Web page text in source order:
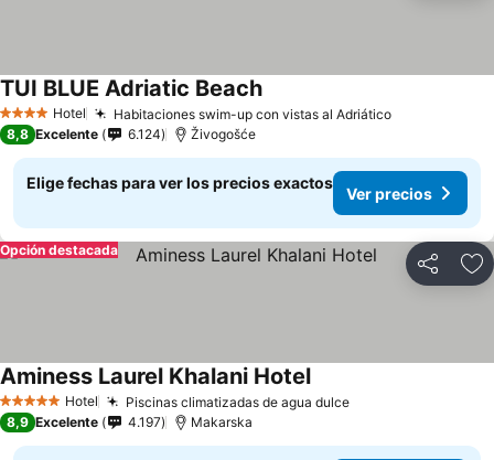
4 EstrellasHotel Habitaciones swim-up con vistas al Adriático
TUI BLUE Adriatic Beach
8,8 Excelente 6.124 Živogošće
Elige fechas para ver los precios exactos
Ver precios
Compartir
Opción destacada
5 Estrellas Hotel Piscinas climatizadas de agua dulce
Aminess Laurel Khalani Hotel
8,9 Excelente 4.197 Makarska